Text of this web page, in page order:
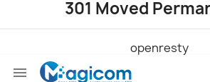
301 Moved
openresty
